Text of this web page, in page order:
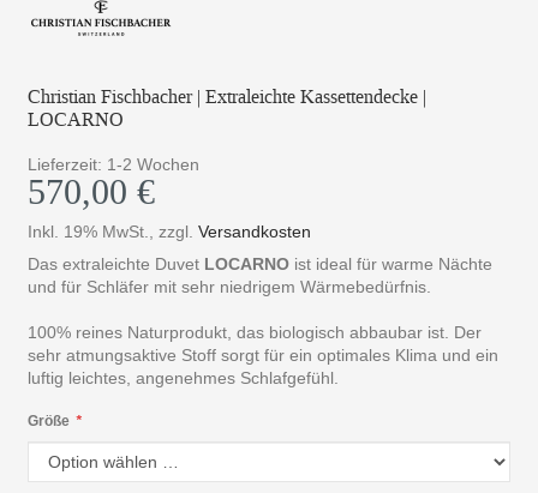
Christian Fischbacher | Extraleichte Kassettendecke |
LOCARNO
Lieferzeit: 1-2 Wochen
570,00 €
Inkl. 19% MwSt. ,zzgl.Versandkosten
Das extraleichte Duvet LOCARNO ist ideal für warme Nächte
und für Schläfer mit sehr niedrigem Wärmebedürfnis.
100% reines Naturprodukt, das biologisch abbaubar ist. Der
sehr atmungsaktive Stoff sorgt für ein optimales Klima und ein
luftig leichtes, angenehmes Schlafgefühl.
*
Größe